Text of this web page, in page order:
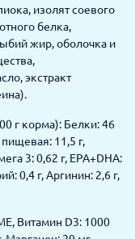
изолят соевого
белка,
жир, оболочка и
экстракт
г корма): Белки: 46
11,5 г,
3: 0,62 г, EPA+DHA:
0,4 г, Аргинин: 2,6 г,
Витамин D3: 1000